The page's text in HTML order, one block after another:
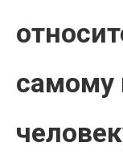
самому